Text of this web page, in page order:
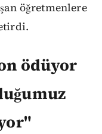
öğretmenlere
ödüyor